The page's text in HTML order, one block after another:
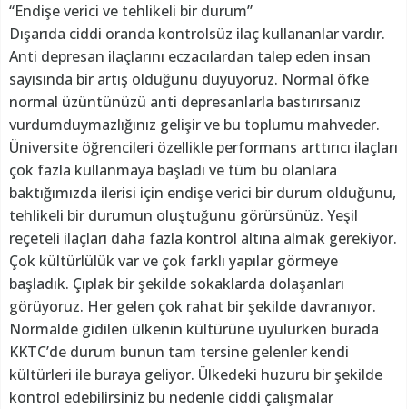
“Endişe verici ve tehlikeli bir durum”
Dışarıda ciddi oranda kontrolsüz ilaç kullananlar vardır.
Anti depresan ilaçlarını eczacılardan talep eden insan
sayısında bir artış olduğunu duyuyoruz. Normal öfke
normal üzüntünüzü anti depresanlarla bastırırsanız
vurdumduymazlığınız gelişir ve bu toplumu mahveder.
Üniversite öğrencileri özellikle performans arttırıcı ilaçları
çok fazla kullanmaya başladı ve tüm bu olanlara
baktığımızda ilerisi için endişe verici bir durum olduğunu,
tehlikeli bir durumun oluştuğunu görürsünüz. Yeşil
reçeteli ilaçları daha fazla kontrol altına almak gerekiyor.
Çok kültürlülük var ve çok farklı yapılar görmeye
başladık. Çıplak bir şekilde sokaklarda dolaşanları
görüyoruz. Her gelen çok rahat bir şekilde davranıyor.
Normalde gidilen ülkenin kültürüne uyulurken burada
KKTC’de durum bunun tam tersine gelenler kendi
kültürleri ile buraya geliyor. Ülkedeki huzuru bir şekilde
kontrol edebilirsiniz bu nedenle ciddi çalışmalar